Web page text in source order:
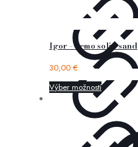
Igor – nemo solid sand
30,00 €
Výber možností